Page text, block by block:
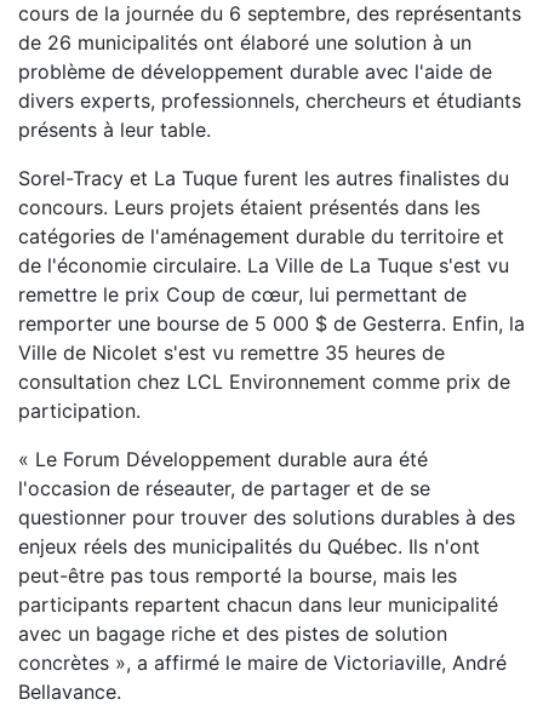
cours de la journée du 6 septembre, des représentants
de 26 municipalités ont élaboré une solution à un
problème de développement durable avec l'aide de
divers experts, professionnels, chercheurs et étudiants
présents à leur table.
Sorel-Tracy et La Tuque furent les autres finalistes du
concours. Leurs projets étaient présentés dans les
catégories de l'aménagement durable du territoire et
de l'économie circulaire. La Ville de La Tuque s'est vu
remettre le prix Coup de cœur, lui permettant de
remporter une bourse de 5 000 $ de Gesterra. Enfin, la
Ville de Nicolet s'est vu remettre 35 heures de
consultation chez LCL Environnement comme prix de
participation.
« Le Forum Développement durable aura été
l'occasion de réseauter, de partager et de se
questionner pour trouver des solutions durables à des
enjeux réels des municipalités du Québec. Ils n'ont
peut-être pas tous remporté la bourse, mais les
participants repartent chacun dans leur municipalité
avec un bagage riche et des pistes de solution
concrètes », a affirmé le maire de Victoriaville, André
Bellavance.